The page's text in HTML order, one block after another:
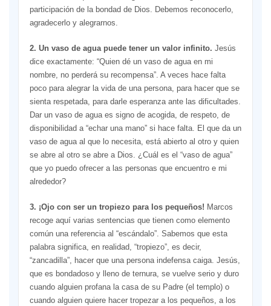
participación de la bondad de Dios. Debemos reconocerlo,
agradecerlo y alegrarnos.
2. Un vaso de agua puede tener un valor infinito. Jesús
dice exactamente: “Quien dé un vaso de agua en mi
nombre, no perderá su recompensa”. A veces hace falta
poco para alegrar la vida de una persona, para hacer que se
sienta respetada, para darle esperanza ante las dificultades.
Dar un vaso de agua es signo de acogida, de respeto, de
disponibilidad a “echar una mano” si hace falta. El que da un
vaso de agua al que lo necesita, está abierto al otro y quien
se abre al otro se abre a Dios. ¿Cuál es el “vaso de agua”
que yo puedo ofrecer a las personas que encuentro e mi
alrededor?
3. ¡Ojo con ser un tropiezo para los pequeños! Marcos
recoge aquí varias sentencias que tienen como elemento
común una referencia al “escándalo”. Sabemos que esta
palabra significa, en realidad, “tropiezo”, es decir,
“zancadilla”, hacer que una persona indefensa caiga. Jesús,
que es bondadoso y lleno de ternura, se vuelve serio y duro
cuando alguien profana la casa de su Padre (el templo) o
cuando alguien quiere hacer tropezar a los pequeños, a los